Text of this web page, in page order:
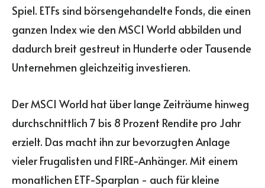
Spiel. ETFs sind börsengehandelte Fonds, die einen
ganzen Index wie den MSCI World abbilden und
dadurch breit gestreut in Hunderte oder Tausende
Unternehmen gleichzeitig investieren.
Der MSCI World hat über lange Zeiträume hinweg
durchschnittlich 7 bis 8 Prozent Rendite pro Jahr
erzielt. Das macht ihn zur bevorzugten Anlage
vieler Frugalisten und FIRE-Anhänger. Mit einem
monatlichen ETF-Sparplan - auch für kleine